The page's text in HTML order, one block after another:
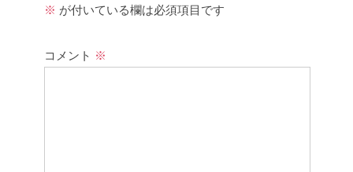
※ が付いている欄は必須項目です
コメント ※